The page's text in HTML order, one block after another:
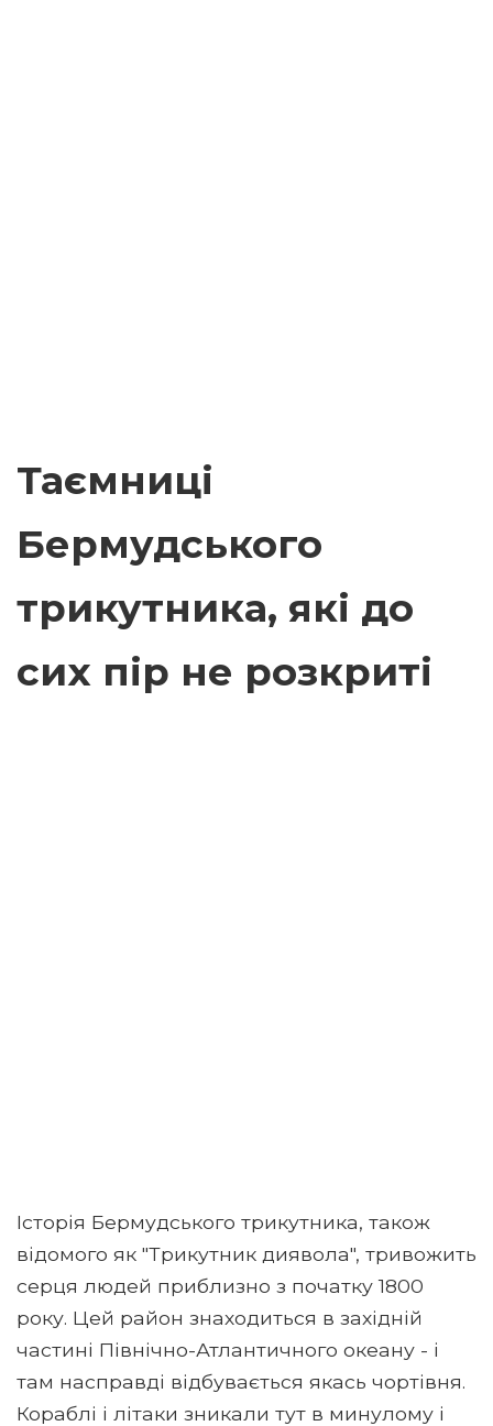
Таємниці
Бермудського
трикутника, які до
сих пір не розкриті
Історія Бермудського трикутника, також
відомого як "Трикутник диявола", тривожить
серця людей приблизно з початку 1800
року. Цей район знаходиться в західній
частині Північно-Атлантичного океану - і
там насправді відбувається якась чортівня.
Кораблі і літаки зникали тут в минулому і